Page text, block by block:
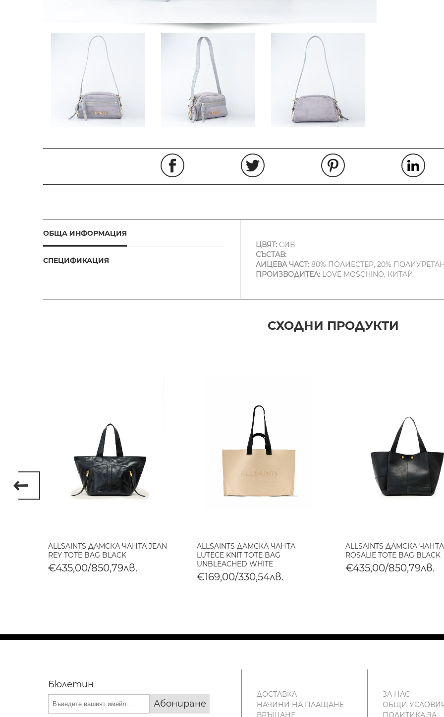
ОБЩА ИНФОРМАЦИЯ
СПЕЦИФИКАЦИЯ
ЦВЯТ:СИВ
СЪСТАВ:
ЛИЦЕВА ЧАСТ:80% ПОЛИЕСТЕР, 20%
ПРОИЗВОДИТЕЛ:LOVE MOSCHINO, КИТАЙ
СХОДНИ ПРОДУКТИ
ALLSAINTS ДАМСКА ЧАНТА JEAN
REY TOTE BAG BLACK
€435,00/850,79лв.
ALLSAINTS ДАМСКА ЧАНТА
LUTECE KNIT TOTE BAG
UNBLEACHED WHITE
€169,00/330,54лв.
ALLSAINTS ДАМСКА ЧАНТА
ROSALIE TOTE BAG BLACK
€435,00/850,79лв.
Бюлетин
Абониране
ДОСТАВКА
НАЧИНИ НА ПЛАЩАНЕ
ВРЪЩАНЕ
ЗА НАС
ОБЩИ
ПОЛИТИКА ЗА